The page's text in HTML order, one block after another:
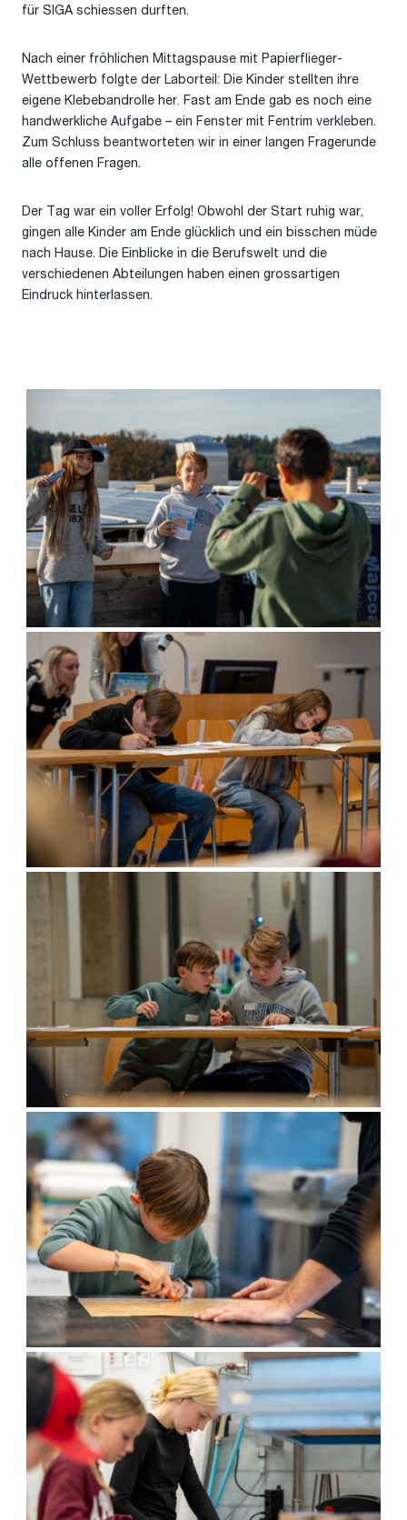
für SIGA schiessen durften.
Nach einer fröhlichen Mittagspause mit Papierflieger-
Wettbewerb folgte der Laborteil: Die Kinder stellten ihre
eigene Klebebandrolle her. Fast am Ende gab es noch eine
handwerkliche Aufgabe – ein Fenster mit Fentrim verkleben.
Zum Schluss beantworteten wir in einer langen Fragerunde
alle offenen Fragen.
Der Tag war ein voller Erfolg! Obwohl der Start ruhig war,
gingen alle Kinder am Ende glücklich und ein bisschen müde
nach Hause. Die Einblicke in die Berufswelt und die
verschiedenen Abteilungen haben einen grossartigen
Eindruck hinterlassen.